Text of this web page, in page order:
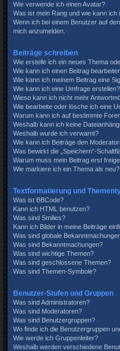
Wie verwende ich einen Avatar?
Was ist mein Rang und wie kann ich
Wenn ich bei einem Benutzer auf
mich anzumelden.
Beiträge schreiben
Wie erstelle ich ein neues Thema
Wie kann ich einen Beitrag
Wie kann ich meinem Beitrag eine
Wie kann ich eine Umfrage erstellen?
Wieso kann ich nicht mehr
Wie bearbeite oder lösche ich eine
Warum kann ich auf bestimmte
Weshalb kann ich keine
Weshalb wurde ich verwarnt?
Wie kann ich Beiträge den
Was bewirkt die „Speichern“-
Warum muss mein Beitrag erst
Wie markiere ich ein Thema als neu?
Textformatierung und
Was ist BBCode?
Kann ich HTML benutzen?
Was sind Smilies?
Kann ich Bilder in meine Beiträge
Was sind globale
Was sind Bekanntmachungen?
Was sind wichtige Themen?
Was sind geschlossene Themen?
Was sind Themen-Symbole?
Benutzer-Stufen und Gruppen
Was sind Administratoren?
Was sind Moderatoren?
Was sind Benutzergruppen?
Wo finde ich die Benutzergruppen
Wie werde ich Gruppenleiter?
Weshalb werden verschiedene